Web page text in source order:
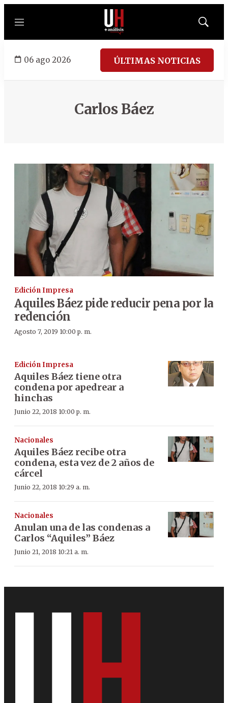
Menú
Mostrar
06 ago 2026 ÚLTIMAS NOTICIAS
Carlos Báez
Edición Impresa
Aquiles Báez pide reducir pena por la
redención
Agosto 7, 2019 10:00 p. m.
Edición Impresa
Aquiles Báez tiene otra
condena por apedrear a
hinchas
Junio 22, 2018 10:00 p. m.
Nacionales
Aquiles Báez recibe otra
condena, esta vez de 2 años de
cárcel
Junio 22, 2018 10:29 a. m.
Nacionales
Anulan una de las condenas a
Carlos “Aquiles” Báez
Junio 21, 2018 10:21 a. m.